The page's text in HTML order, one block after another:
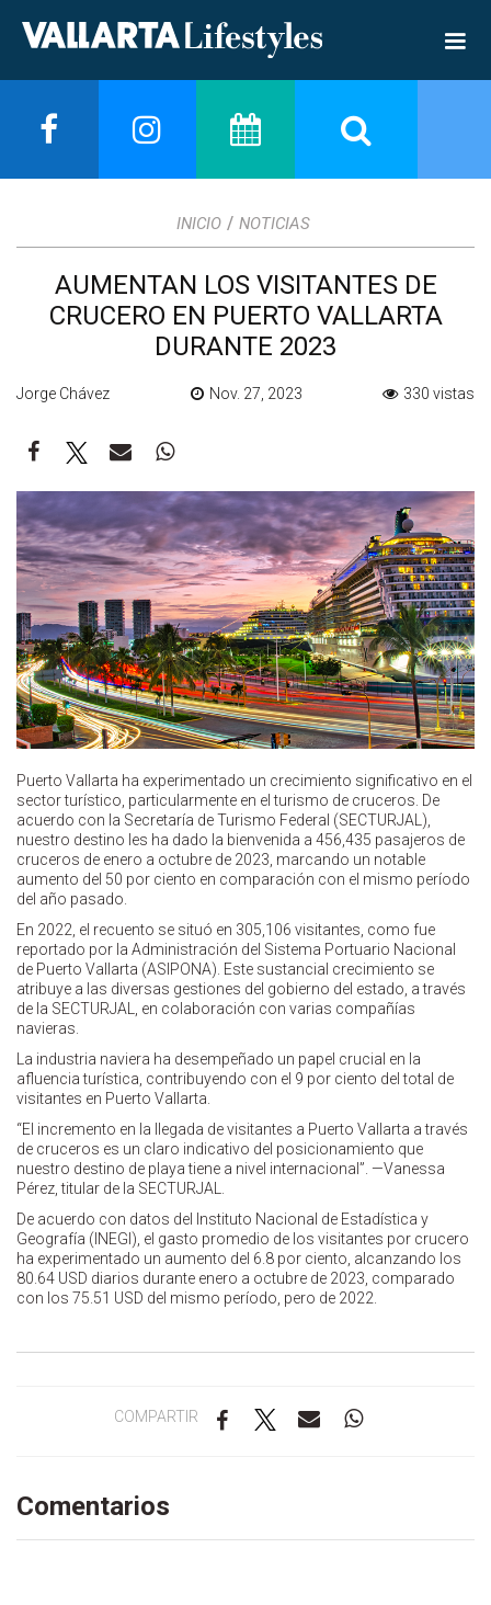
INICIO / NOTICIAS
AUMENTAN LOS VISITANTES DE
CRUCERO EN PUERTO VALLARTA
DURANTE 2023
Jorge Chávez Nov. 27, 2023 330 vistas
Puerto Vallarta ha experimentado un crecimiento significativo en el
sector turístico, particularmente en el turismo de cruceros. De
acuerdo con la Secretaría de Turismo Federal (SECTURJAL),
nuestro destino les ha dado la bienvenida a 456,435 pasajeros de
cruceros de enero a octubre de 2023, marcando un notable
aumento del 50 por ciento en comparación con el mismo período
del año pasado.
En 2022, el recuento se situó en 305,106 visitantes, como fue
reportado por la Administración del Sistema Portuario Nacional
de Puerto Vallarta (ASIPONA). Este sustancial crecimiento se
atribuye a las diversas gestiones del gobierno del estado, a través
de la SECTURJAL, en colaboración con varias compañías
navieras.
La industria naviera ha desempeñado un papel crucial en la
afluencia turística, contribuyendo con el 9 por ciento del total de
visitantes en Puerto Vallarta.
“El incremento en la llegada de visitantes a Puerto Vallarta a través
de cruceros es un claro indicativo del posicionamiento que
nuestro destino de playa tiene a nivel internacional”. —Vanessa
Pérez, titular de la SECTURJAL.
De acuerdo con datos del Instituto Nacional de Estadística y
Geografía (INEGI), el gasto promedio de los visitantes por crucero
ha experimentado un aumento del 6.8 por ciento, alcanzando los
80.64 USD diarios durante enero a octubre de 2023, comparado
con los 75.51 USD del mismo período, pero de 2022.
COMPARTIR
Comentarios